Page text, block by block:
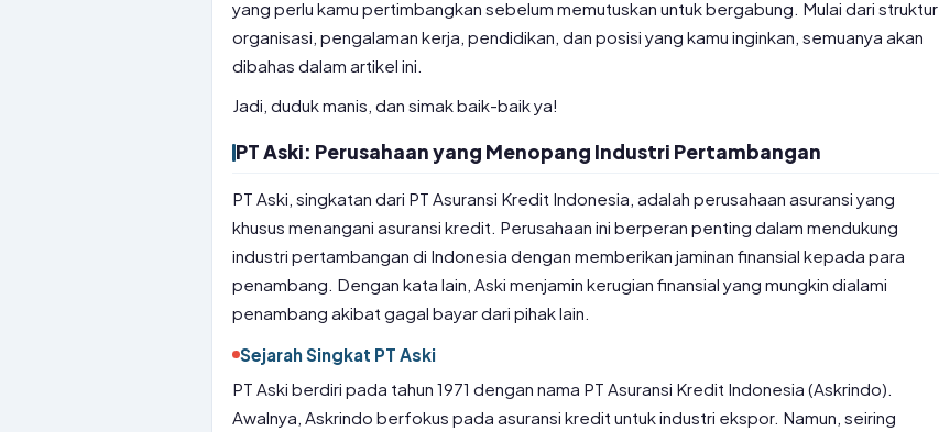
yang perlu kamu pertimbangkan sebelum memutuskan untuk bergabung. Mulai dari struktur
organisasi, pengalaman kerja, pendidikan, dan posisi yang kamu inginkan, semuanya akan
dibahas dalam artikel ini.
Jadi, duduk manis, dan simak baik-baik ya!
PT Aski: Perusahaan yang Menopang Industri Pertambangan
PT Aski, singkatan dari PT Asuransi Kredit Indonesia, adalah perusahaan asuransi yang
khusus menangani asuransi kredit. Perusahaan ini berperan penting dalam mendukung
industri pertambangan di Indonesia dengan memberikan jaminan finansial kepada para
penambang. Dengan kata lain, Aski menjamin kerugian finansial yang mungkin dialami
penambang akibat gagal bayar dari pihak lain.
Sejarah Singkat PT Aski
PT Aski berdiri pada tahun 1971 dengan nama PT Asuransi Kredit Indonesia (Askrindo).
Awalnya, Askrindo berfokus pada asuransi kredit untuk industri ekspor. Namun, seiring